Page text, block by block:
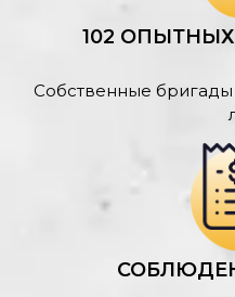
102
Собственные бригады